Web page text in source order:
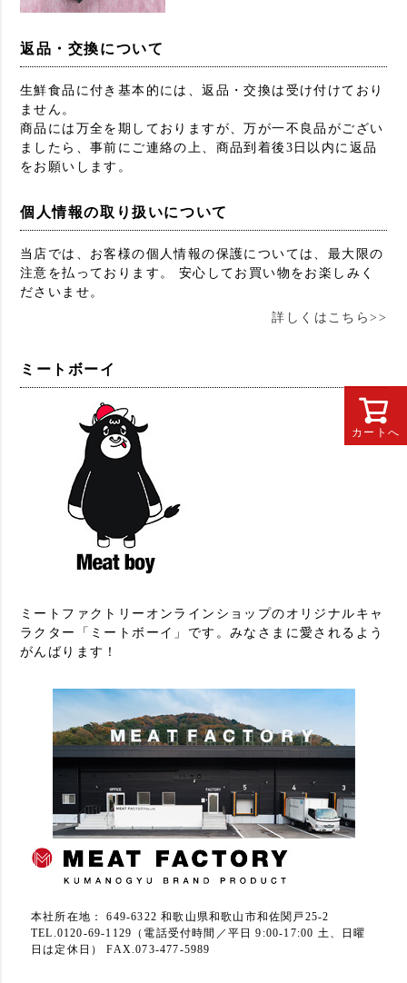
カートへ
返品・交換について
生鮮食品に付き基本的には、返品・交換は受け付けており
ません。
商品には万全を期しておりますが、万が一不良品がござい
ましたら、事前にご連絡の上、商品到着後3日以内に返品
をお願いします。
個人情報の取り扱いについて
当店では、お客様の個人情報の保護については、最大限の
注意を払っております。 安心してお買い物をお楽しみく
ださいませ。
詳しくはこちら>>
ミートボーイ
ミートファクトリーオンラインショップのオリジナルキャ
ラクター「ミートボーイ」です。みなさまに愛されるよう
がんばります！
本社所在地： 649-6322 和歌山県和歌山市和佐関戸25-2
TEL.0120-69-1129（電話受付時間／平日 9:00-17:00 土、日曜
日は定休日） FAX.073-477-5989